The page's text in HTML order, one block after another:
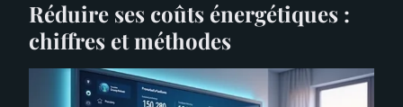
Réduire ses coûts énergétiques :
chiffres et méthodes